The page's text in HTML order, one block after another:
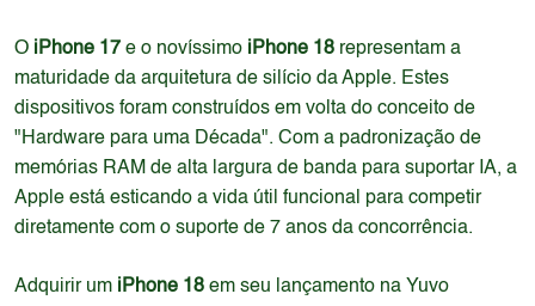
O iPhone 17 e o novíssimo iPhone 18 representam a
maturidade da arquitetura de silício da Apple. Estes
dispositivos foram construídos em volta do conceito de
"Hardware para uma Década". Com a padronização de
memórias RAM de alta largura de banda para suportar IA, a
Apple está esticando a vida útil funcional para competir
diretamente com o suporte de 7 anos da concorrência.
Adquirir um iPhone 18 em seu lançamento na Yuvo